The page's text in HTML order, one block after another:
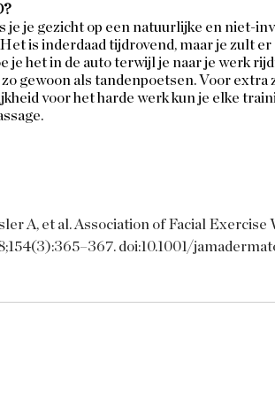
je je gezicht op een natuurlijke en niet-
is inderdaad tijdrovend, maar je zult
je het in de auto terwijl je naar je werk
gewoon als tandenpoetsen. Voor
voor het harde werk kun je elke
A, et al. Association of Facial Exercise
doi:10.1001/